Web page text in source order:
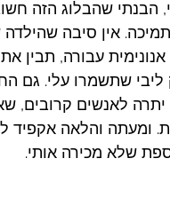
הבנתי שהבלוג הזה
אין סיבה
עבורה, תבין
ליבי שתשמרו עלי. גם
לאנשים קרובים,
ומעתה והלאה אקפיד
שלא מכירה אותי.